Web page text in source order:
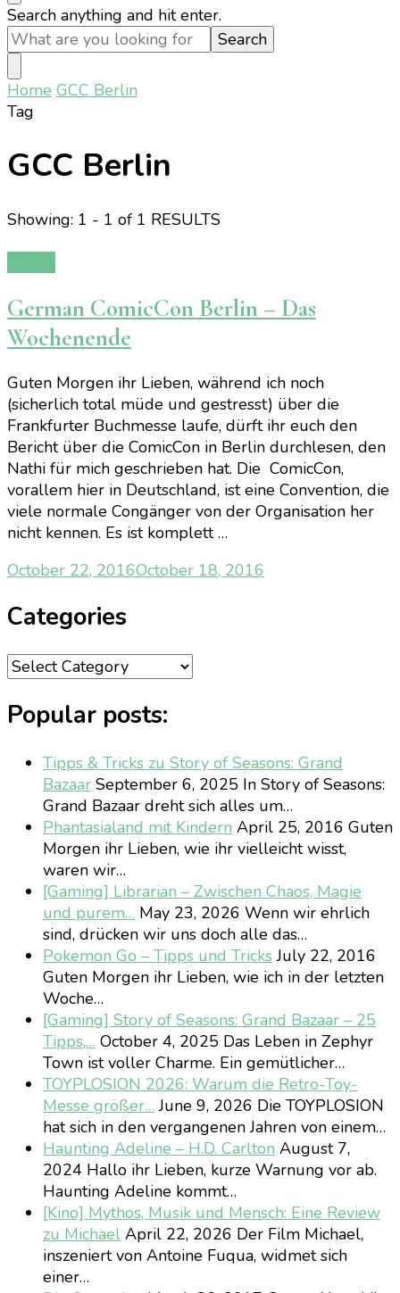
Looking
for
Something?
Search anything and hit enter.
Home GCC Berlin
Tag
GCC Berlin
Showing: 1 - 1 of 1 RESULTS
German ComicCon Berlin – Das
Wochenende
Guten Morgen ihr Lieben, während ich noch
(sicherlich total müde und gestresst) über die
Frankfurter Buchmesse laufe, dürft ihr euch den
Bericht über die ComicCon in Berlin durchlesen, den
Nathi für mich geschrieben hat. Die ComicCon,
vorallem hier in Deutschland, ist eine Convention, die
viele normale Congänger von der Organisation her
nicht kennen. Es ist komplett …
October 22, 2016October 18, 2016
Categories
Categories
Popular posts:
Tipps & Tricks zu Story of Seasons: Grand
Bazaar September 6, 2025 In Story of Seasons:
Grand Bazaar dreht sich alles um…
Phantasialand mit Kindern April 25, 2016 Guten
Morgen ihr Lieben, wie ihr vielleicht wisst,
waren wir…
[Gaming] Librarian – Zwischen Chaos, Magie
und purem… May 23, 2026 Wenn wir ehrlich
sind, drücken wir uns doch alle das…
Pokemon Go – Tipps und TricksJuly 22, 2016
Guten Morgen ihr Lieben, wie ich in der letzten
Woche…
[Gaming] Story of Seasons: Grand Bazaar – 25
Tipps,… October 4, 2025 Das Leben in Zephyr
Town ist voller Charme. Ein gemütlicher…
TOYPLOSION 2026: Warum die Retro-Toy-
Messe größer… June 9, 2026 Die TOYPLOSION
hat sich in den vergangenen Jahren von einem…
Haunting Adeline – H.D. Carlton August 7,
2024 Hallo ihr Lieben, kurze Warnung vor ab.
Haunting Adeline kommt…
[Kino] Mythos, Musik und Mensch: Eine Review
zu Michael April 22, 2026 Der Film Michael,
inszeniert von Antoine Fuqua, widmet sich
einer…